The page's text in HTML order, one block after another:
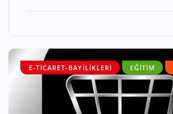
E-TICARET-BAYILIKLERI EĞITIM